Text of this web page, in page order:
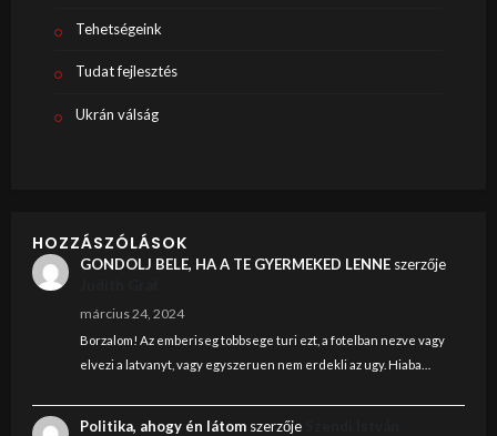
Tehetségeink
Tudat fejlesztés
Ukrán válság
HOZZÁSZÓLÁSOK
GONDOLJ BELE, HA A TE GYERMEKED LENNEszerzője
március 24, 2024
Borzalom! Az emberiseg tobbsege turi ezt, a fotelban nezve vagy
elvezi a latvanyt, vagy egyszeruen nem erdekli az ugy. Hiaba…
Politika, ahogy én látomszerzője